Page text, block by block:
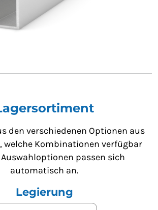
den verschiedenen Optionen aus
welche Kombinationen verfügbar
Auswahloptionen passen sich
automatisch an.
Legierung